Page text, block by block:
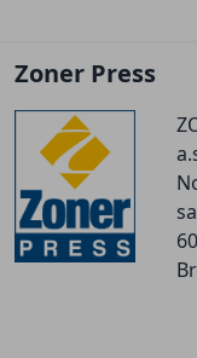
Zoner Press